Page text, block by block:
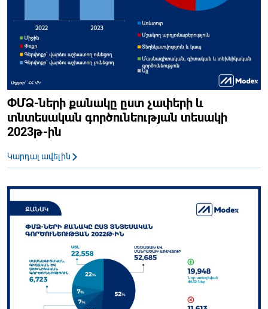
ՓՄՁ-ների քանակը ըստ չափերի և
տնտեսական գործունեության տեսակի
2023թ-ին
Կարդալ ավելին